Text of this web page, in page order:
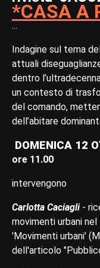
*CASA A
...
Indagine sul tema
attuali
dentro
un contesto di
del comando,
dell’abitare
DOMENICA 12
ore 11.00
intervengono
Carlotta Caciagli-
movimenti urbani
'Movimenti urbani'
dell'articolo